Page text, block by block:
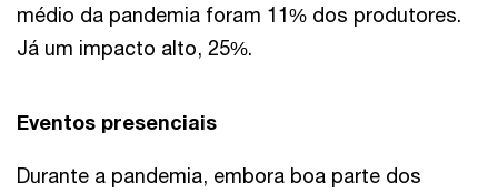
médio da pandemia foram 11% dos produtores.
Já um impacto alto, 25%.
Eventos presenciais
Durante a pandemia, embora boa parte dos